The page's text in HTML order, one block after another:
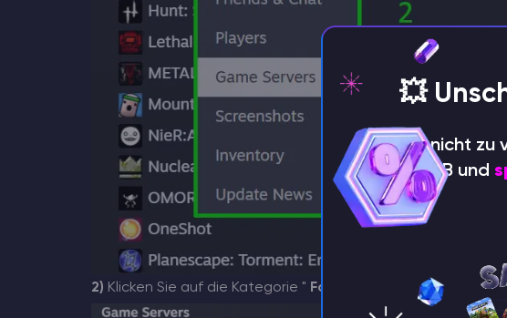
2) Klicken Sie auf die Kategorie " Favoriten " und dann auf ,
💥
⚡️ Zahle nicht zu
$1/GB und